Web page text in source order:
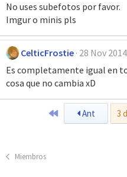
No uses subefotos por favor.
Imgur o minis pls
CelticFrostie 28 Nov 2014
Es completamente igual en
cosa que no cambia xD
PrimeroAnt 3
Miembros